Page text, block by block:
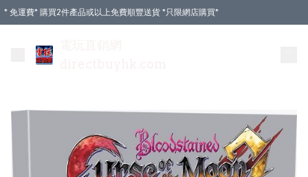
* 免運費* 購買2件產品或以上免費順豐送貨 *只限網店購買*